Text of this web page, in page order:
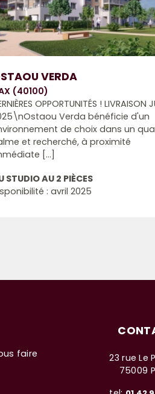
VERDA
(40100)
OPPORTUNITÉS ! LIVRAISON
Verda bénéficie d'un
de choix dans un
et recherché, à proximité
[...]
STUDIO AU 2 PIÈCES
: avril 2025
faire
23 rue Le
75009